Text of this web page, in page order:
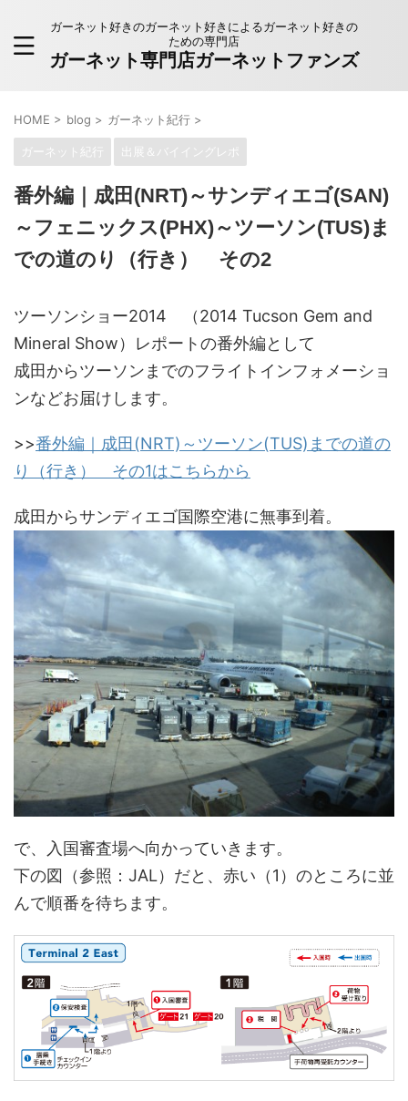
ガーネット好きのガーネット好きによるガーネット好きの
ための専門店
ガーネット専門店ガーネットファンズ
HOME > blog > ガーネット紀行 >
ガーネット紀行 出展＆バイイングレポ
番外編｜成田(NRT)～サンディエゴ(SAN)
～フェニックス(PHX)～ツーソン(TUS)ま
での道のり（行き） その2
ツーソンショー2014 （2014 Tucson Gem and
Mineral Show）レポートの番外編として
成田からツーソンまでのフライトインフォメーショ
ンなどお届けします。
>>番外編｜成田(NRT)～ツーソン(TUS)までの道の
り（行き） その1はこちらから
成田からサンディエゴ国際空港に無事到着。
で、入国審査場へ向かっていきます。
下の図（参照：JAL）だと、赤い（1）のところに並
んで順番を待ちます。